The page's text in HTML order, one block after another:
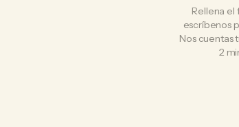
Rellena el
escríbenos
Nos cuentas
2